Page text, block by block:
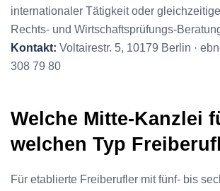
internationaler Tätigkeit oder
Rechts- und Wirtschaftsprüfungs-
Kontakt: Voltairestr. 5, 10179 Berlin ·
308 79 80
Welche Mitte-Kanzlei
welchen Typ
Für etablierte Freiberufler mit fünf- bis